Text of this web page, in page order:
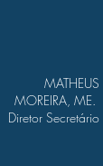
MATHEUS
MOREIRA, ME.
Diretor Secretário